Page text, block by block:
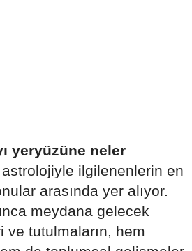
yeryüzüne neler
ilgilenenlerin en
arasında yer alıyor.
meydana gelecek
ve tutulmaların, hem